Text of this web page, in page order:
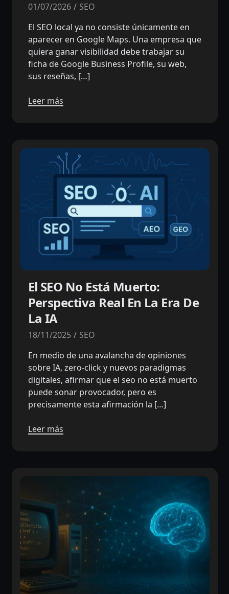
01/07/2026
SEO
El SEO local ya no consiste únicamente en
aparecer en Google Maps. Una empresa que
quiera ganar visibilidad debe trabajar su
ficha de Google Business Profile, su web,
sus reseñas, […]
Leer más
El SEO No Está Muerto:
Perspectiva Real En La Era De
La IA
18/11/2025
SEO
En medio de una avalancha de opiniones
sobre IA, zero-click y nuevos paradigmas
digitales, afirmar que el seo no está muerto
puede sonar provocador, pero es
precisamente esta afirmación la […]
Leer más